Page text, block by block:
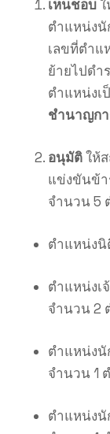
เห็นชอบ
ตำแหน่งนั
เลขที่ตำแ
ย้ายไปดำ
ตำแหน่งเ
ชำนาญก
อนุมัติให้
แข่งขันข้า
จำนวน 5
ตำแหน่งนิ
ตำแหน่งเ
จำนวน 2
ตำแหน่งนั
จำนวน 1
ตำแหน่งนั